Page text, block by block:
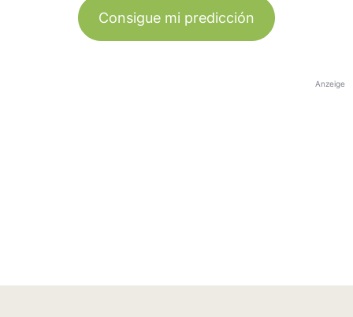
Consigue mi predicción
Anzeige